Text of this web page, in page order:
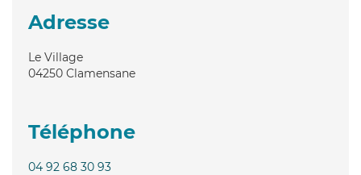
Adresse
Le Village
04250 Clamensane
Téléphone
04 92 68 30 93